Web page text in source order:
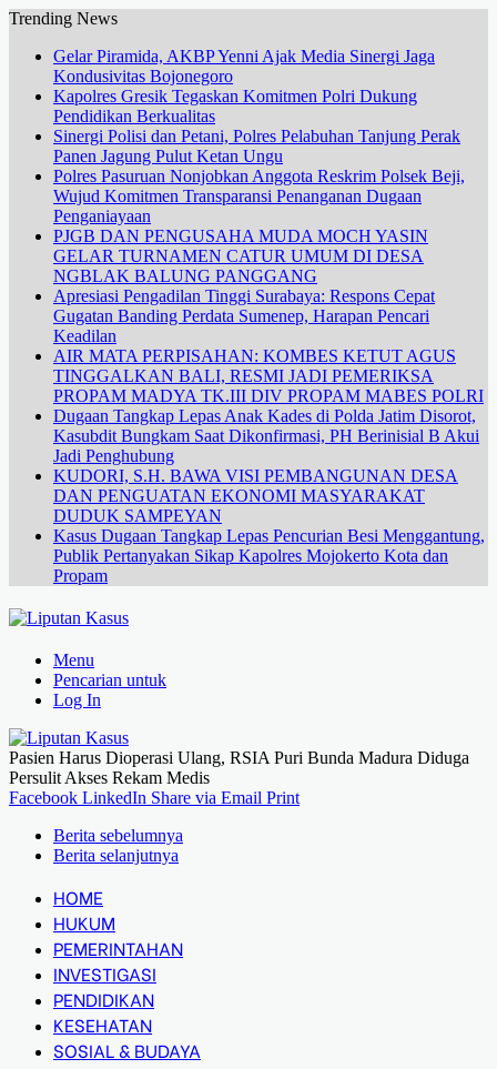
Trending News
Gelar Piramida, AKBP Yenni Ajak Media Sinergi Jaga
Kondusivitas Bojonegoro
Kapolres Gresik Tegaskan Komitmen Polri Dukung
Pendidikan Berkualitas
Sinergi Polisi dan Petani, Polres Pelabuhan Tanjung Perak
Panen Jagung Pulut Ketan Ungu
Polres Pasuruan Nonjobkan Anggota Reskrim Polsek Beji,
Wujud Komitmen Transparansi Penanganan Dugaan
Penganiayaan
PJGB DAN PENGUSAHA MUDA MOCH YASIN
GELAR TURNAMEN CATUR UMUM DI DESA
NGBLAK BALUNG PANGGANG
Apresiasi Pengadilan Tinggi Surabaya: Respons Cepat
Gugatan Banding Perdata Sumenep, Harapan Pencari
Keadilan
AIR MATA PERPISAHAN: KOMBES KETUT AGUS
TINGGALKAN BALI, RESMI JADI PEMERIKSA
PROPAM MADYA TK.III DIV PROPAM MABES POLRI
Dugaan Tangkap Lepas Anak Kades di Polda Jatim Disorot,
Kasubdit Bungkam Saat Dikonfirmasi, PH Berinisial B Akui
Jadi Penghubung
KUDORI, S.H. BAWA VISI PEMBANGUNAN DESA
DAN PENGUATAN EKONOMI MASYARAKAT
DUDUK SAMPEYAN
Kasus Dugaan Tangkap Lepas Pencurian Besi Menggantung,
Publik Pertanyakan Sikap Kapolres Mojokerto Kota dan
Propam
Menu
Pencarian untuk
Log In
Pasien Harus Dioperasi Ulang, RSIA Puri Bunda Madura Diduga
Persulit Akses Rekam Medis
Facebook LinkedIn Share via Email Print
Berita sebelumnya
Berita selanjutnya
HOME
HUKUM
PEMERINTAHAN
INVESTIGASI
PENDIDIKAN
KESEHATAN
SOSIAL & BUDAYA